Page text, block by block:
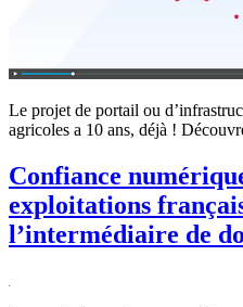
Le projet de portail ou
agricoles a 10 ans, déjà !
Confiance
exploitations
l’intermédiaire de